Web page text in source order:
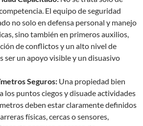
El equipo de seguridad
no solo en defensa personal y manejo
sino también en primeros auxilios,
de conflictos y un alto nivel de
ser un apoyo visible y un disuasivo
Seguros: Una propiedad bien
los puntos ciegos y disuade actividades
deben estar claramente definidos
físicas, cercas o sensores,